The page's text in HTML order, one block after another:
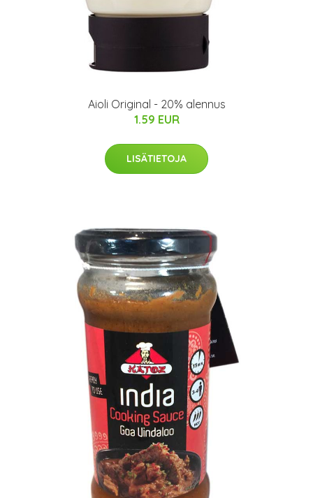
Aioli Original - 20% alennus
1.59 EUR
LISÄTIETOJA